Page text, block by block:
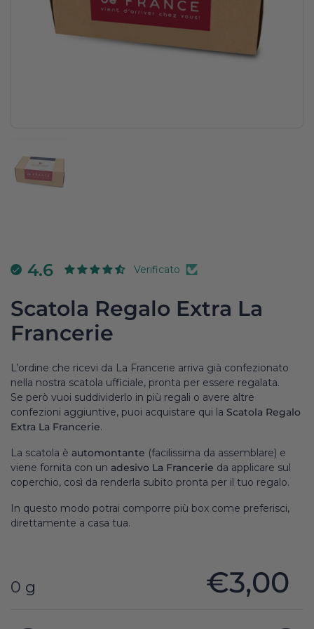
4.6 Verificato
Scatola Regalo Extra La
Francerie
L’ordine che ricevi da La Francerie arriva già confezionato
nella nostra scatola ufficiale, pronta per essere regalata.
Se però vuoi suddividerlo in più regali o avere altre
confezioni aggiuntive, puoi acquistare qui la Scatola Regalo
Extra La Francerie.
La scatola è automontante (facilissima da assemblare) e
viene fornita con un adesivo La Francerie da applicare sul
coperchio, così da renderla subito pronta per il tuo regalo.
In questo modo potrai comporre più box come preferisci,
direttamente a casa tua.
0 g €3,00